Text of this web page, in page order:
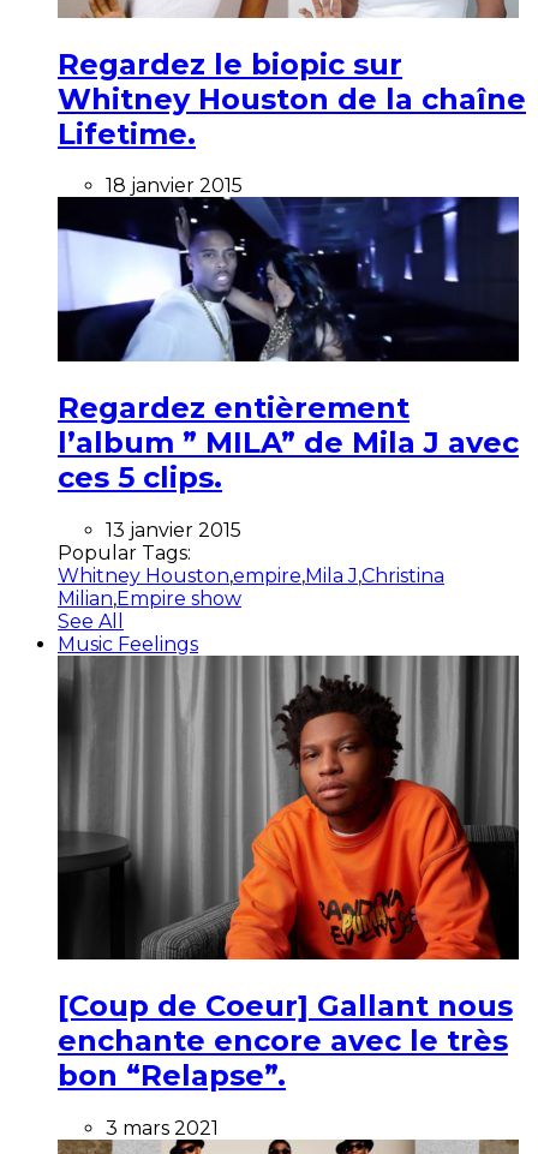
Regardez le biopic sur
Whitney Houston de la chaîne
Lifetime.
18 janvier 2015
Regardez entièrement
l’album ” MILA” de Mila J avec
ces 5 clips.
13 janvier 2015
Popular Tags:
Whitney Houston,empire,Mila J,Christina
Milian,Empire show
See All
Music Feelings
[Coup de Coeur] Gallant nous
enchante encore avec le très
bon “Relapse”.
3 mars 2021